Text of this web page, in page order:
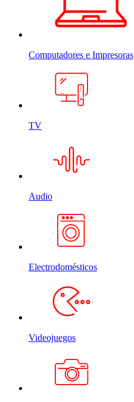
Computadores e Impresoras
TV
Audio
Electrodomésticos
Videojuegos